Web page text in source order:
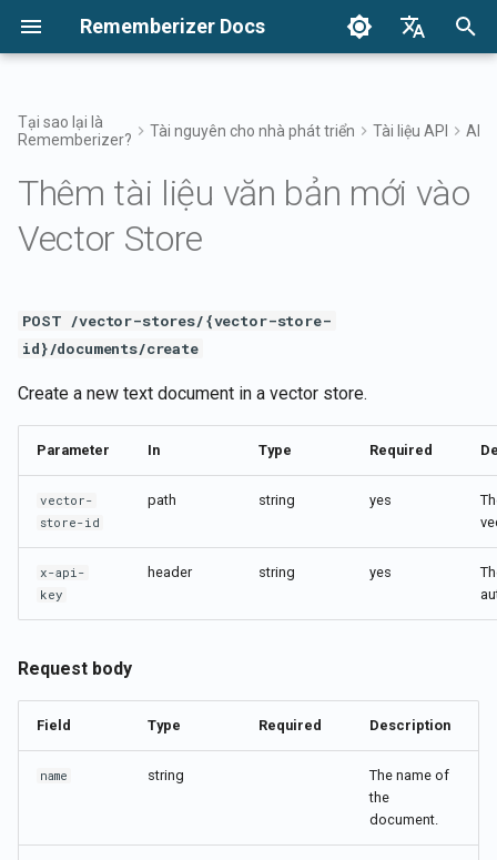
Rememberizer Docs
Français
日本語
繁體中文
Italiano
Español
n
i
z
n
s
r
h
Vector Embeddings và Cơ sở
dữ liệu Vector là gì?
Thuật ngữ
Bắt Đầu
Truy cập bộ lọc Memento
Quản lý kiến thức nhúng
Tích hợp Ứng dụng Rememberizer
Tích hợp Rememberizer
Dropbox
Tích hợp Rememberizer
Tích hợp Rememberizer
Quản lý ứng dụng của bên
ba
Tổng Quan Về Các Tùy Chọn
Tích Hợp
Đăng ký và sử dụng API Keys
Rememberizer
Rememberizer
Tạo một Rememberizer GPT
Tích hợp LangChain
Tổng Quan Về Tích Hợp Doanh
Nghiệp
Mô hình Tích hợp Doanh
nghiệp
POST /vector-stores/{vector-
store-id}/documents/create
Ví dụ Yêu Cầu
Request Body
Định dạng Phản hồi
Xác thực
Phản hồi Lỗi
Thông báo
Chính sách bảo mật
Phát hành Phát hành năm 2024
Tại sao lại là
Rememberizer?
Tài nguyên cho nhà phát triển Tài liệu API API
Thêm tài liệu văn bản mới vào
Vector Store
POST /vector-stores/{vector-store-
id}/documents/create
Create a new text document in a vector store.
Parameter In Type Required
vector-
store-id
path string yes
x-api-
key
header string yes
Request body
Field Type Required Description
name string
The name of
the
document.